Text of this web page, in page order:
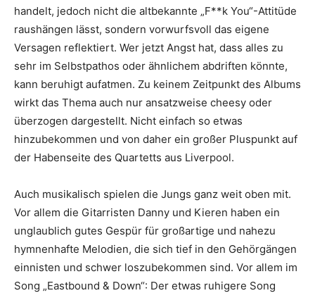
handelt, jedoch nicht die altbekannte „F**k You“-Attitüde
raushängen lässt, sondern vorwurfsvoll das eigene
Versagen reflektiert. Wer jetzt Angst hat, dass alles zu
sehr im Selbstpathos oder ähnlichem abdriften könnte,
kann beruhigt aufatmen. Zu keinem Zeitpunkt des Albums
wirkt das Thema auch nur ansatzweise cheesy oder
überzogen dargestellt. Nicht einfach so etwas
hinzubekommen und von daher ein großer Pluspunkt auf
der Habenseite des Quartetts aus Liverpool.
Auch musikalisch spielen die Jungs ganz weit oben mit.
Vor allem die Gitarristen Danny und Kieren haben ein
unglaublich gutes Gespür für großartige und nahezu
hymnenhafte Melodien, die sich tief in den Gehörgängen
einnisten und schwer loszubekommen sind. Vor allem im
Song „Eastbound & Down“: Der etwas ruhigere Song